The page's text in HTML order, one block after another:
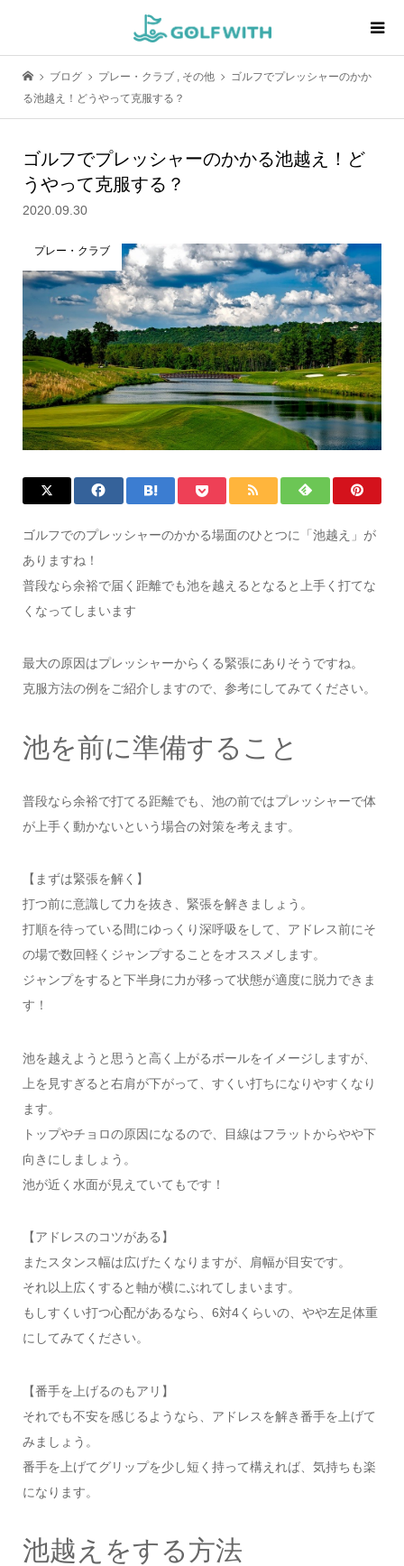
ブログ プレー・クラブ , その他
ゴルフでプレッシャーのかか
る池越え！どうやって克服する？
ゴルフでプレッシャーのかかる池越え！ど
うやって克服する？
2020.09.30
プレー・クラブ
ゴルフでのプレッシャーのかかる場面のひとつに「池越え」が
ありますね！
普段なら余裕で届く距離でも池を越えるとなると上手く打てな
くなってしまいます
最大の原因はプレッシャーからくる緊張にありそうですね。
克服方法の例をご紹介しますので、参考にしてみてください。
池を前に準備すること
普段なら余裕で打てる距離でも、池の前ではプレッシャーで体
が上手く動かないという場合の対策を考えます。
【まずは緊張を解く】
打つ前に意識して力を抜き、緊張を解きましょう。
打順を待っている間にゆっくり深呼吸をして、アドレス前にそ
の場で数回軽くジャンプすることをオススメします。
ジャンプをすると下半身に力が移って状態が適度に脱力できま
す！
池を越えようと思うと高く上がるボールをイメージしますが、
上を見すぎると右肩が下がって、すくい打ちになりやすくなり
ます。
トップやチョロの原因になるので、目線はフラットからやや下
向きにしましょう。
池が近く水面が見えていてもです！
【アドレスのコツがある】
またスタンス幅は広げたくなりますが、肩幅が目安です。
それ以上広くすると軸が横にぶれてしまいます。
もしすくい打つ心配があるなら、6対4くらいの、やや左足体重
にしてみてください。
【番手を上げるのもアリ】
それでも不安を感じるようなら、アドレスを解き番手を上げて
みましょう。
番手を上げてグリップを少し短く持って構えれば、気持ちも楽
になります。
池越えをする方法